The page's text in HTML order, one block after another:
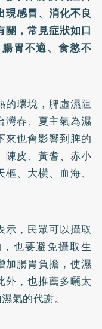
現感冒、消化不良
關，常見症狀如口
胃不適、食慾不
的環境，脾虛濕阻
灣春、夏主氣為濕
來也會影響到脾的
陳皮、黃耆、赤小
、大橫、血海、
示，民眾可以攝取
也要避免攝取生
加腸胃負擔，使濕
外，也推薦多曬太
氣的代謝。